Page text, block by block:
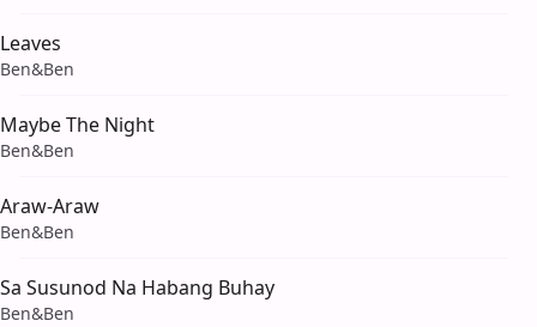
Leaves
Ben&Ben
Maybe The Night
Ben&Ben
Araw-Araw
Ben&Ben
Sa Susunod Na Habang Buhay
Ben&Ben